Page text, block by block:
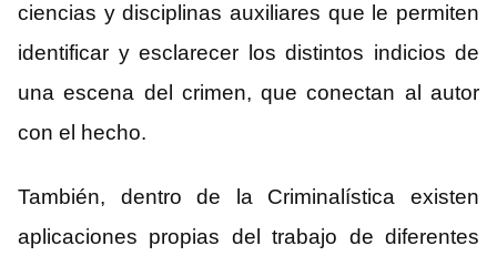
ciencias y disciplinas auxiliares que le permiten
identificar y esclarecer los distintos indicios de
una escena del crimen, que conectan al autor
con el hecho.
También, dentro de la Criminalística existen
aplicaciones propias del trabajo de diferentes